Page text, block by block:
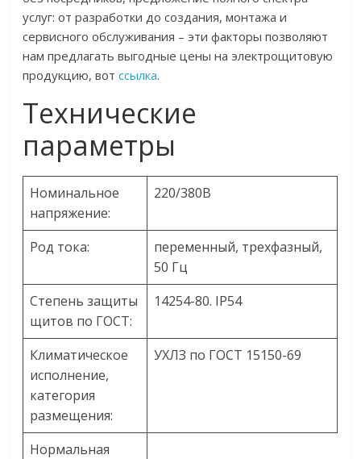
услуг: от разработки до создания, монтажа и
сервисного обслуживания – эти факторы позволяют
нам предлагать выгодные цены на электрощитовую
продукцию, вотссылка.
Технические
параметры
Номинальное
напряжение:
220/380В
Род тока:
переменный, трехфазный,
50 Гц
Степень защиты
щитов по ГОСТ:
14254-80. IP54
Климатическое
исполнение,
категория
размещения:
УХЛЗ по ГОСТ 15150-69
Нормальная